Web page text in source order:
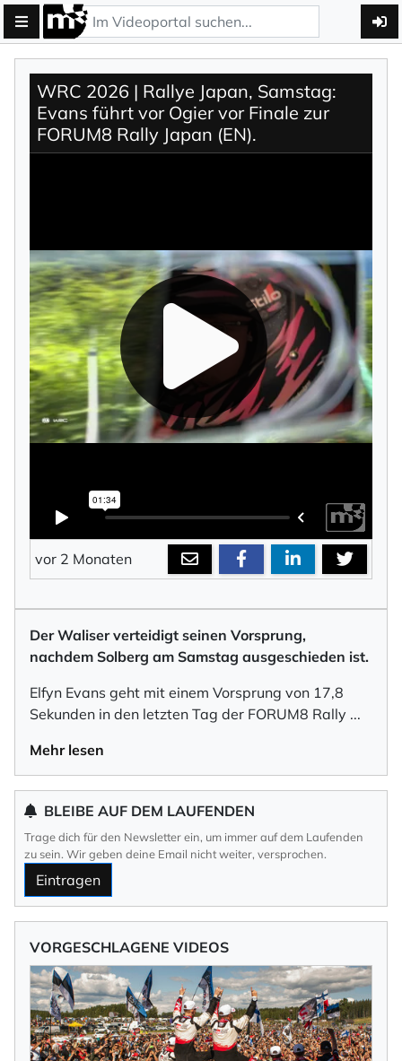
WRC 2026 | Rallye Japan, Samstag:
Evans führt vor Ogier vor Finale zur
FORUM8 Rally Japan (EN).
vor 2 Monaten
Der Waliser verteidigt seinen Vorsprung,
nachdem Solberg am Samstag ausgeschieden ist.
Elfyn Evans geht mit einem Vorsprung von 17,8
Sekunden in den letzten Tag der FORUM8 Rally ...
Mehr lesen
BLEIBE AUF DEM LAUFENDEN
Trage dich für den Newsletter ein, um immer auf dem Laufenden
zu sein. Wir geben deine Email nicht weiter, versprochen.
Eintragen
VORGESCHLAGENE VIDEOS